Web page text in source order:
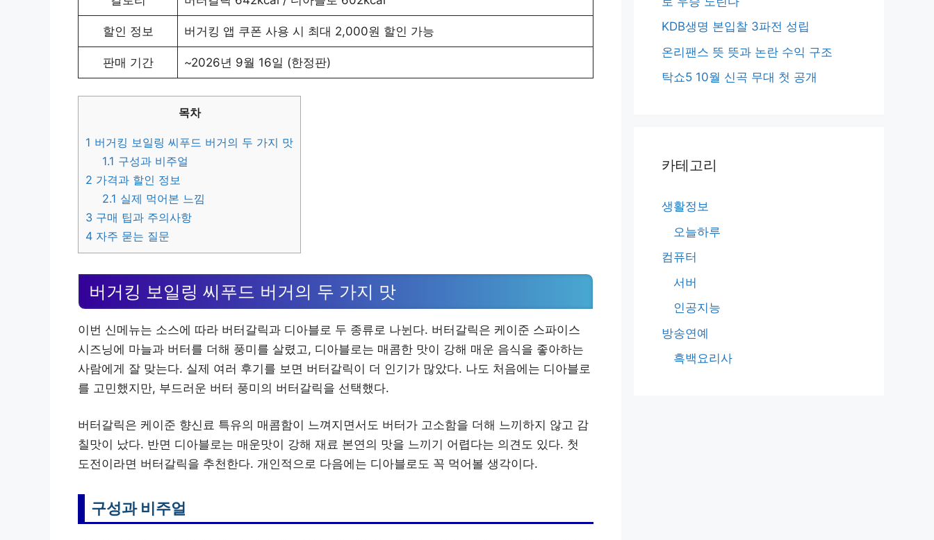
할인 정보 버거킹 앱 쿠폰 사용 시 최대 2,000원 할인 가능
판매 기간 ~2026년 9월 16일 (한정판)
목차
1 버거킹 보일링 씨푸드 버거의 두 가지 맛
1.1 구성과 비주얼
2 가격과 할인 정보
2.1 실제 먹어본 느낌
3 구매 팁과 주의사항
4 자주 묻는 질문
버거킹 보일링 씨푸드 버거의 두 가지 맛
이번 신메뉴는 소스에 따라 버터갈릭과 디아블로 두 종류로 나뉜다. 버터갈릭은 케이준 스파이스
시즈닝에 마늘과 버터를 더해 풍미를 살렸고, 디아블로는 매콤한 맛이 강해 매운 음식을 좋아하는
사람에게 잘 맞는다. 실제 여러 후기를 보면 버터갈릭이 더 인기가 많았다. 나도 처음에는 디아블로
를 고민했지만, 부드러운 버터 풍미의 버터갈릭을 선택했다.
버터갈릭은 케이준 향신료 특유의 매콤함이 느껴지면서도 버터가 고소함을 더해 느끼하지 않고 감
칠맛이 났다. 반면 디아블로는 매운맛이 강해 재료 본연의 맛을 느끼기 어렵다는 의견도 있다. 첫
도전이라면 버터갈릭을 추천한다. 개인적으로 다음에는 디아블로도 꼭 먹어볼 생각이다.
구성과 비주얼
KDB생명 본입찰 3파전 성립
온리팬스 뜻 뜻과 논란 수익 구조
탁쇼5 10월 신곡 무대 첫 공개
카테고리
생활정보
오늘하루
컴퓨터
서버
인공지능
방송연예
흑백요리사